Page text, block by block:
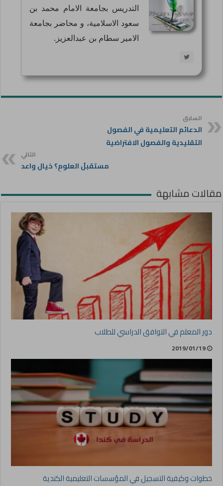
التدريس بجامعة الامام محمد بن
سعود الاسلامية، و محاضر بجامعة
الامير سطام بن عبدالعزيز.
السابق
الدعائم التعليمية في الفصول
التقليدية والفصول الافتراضية
التالي
مستقبلُ العلومِ؟ خيال واعد
مقالات مشابهة
دور المعلم في التوافق الدراسي للطلاب
2019/01/19
خطوات وكيفية التسجيل في المؤسسات التعليمية الكندية